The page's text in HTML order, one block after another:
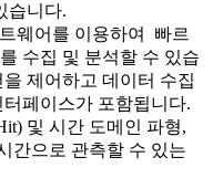
습니다.
웨어를 이용하여 빠르
수집 및 분석할 수 있습
제어하고 데이터 수집
페이스가 포함됩니다.
및 시간 도메인 파형,
간으로 관측할 수 있는